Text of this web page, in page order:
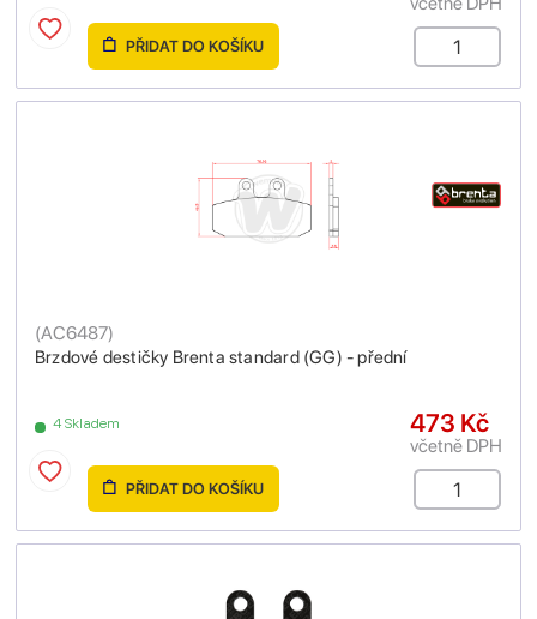
PŘIDAT DO KOŠÍKU
Brzdové destičky Brenta standard (GG) - přední
(AC6487)
4 Skladem 473 Kč
včetně DPH
PŘIDAT DO KOŠÍKU